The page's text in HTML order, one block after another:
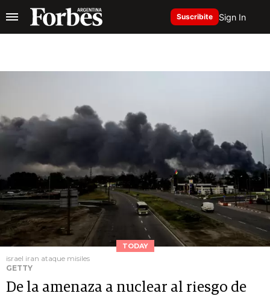
Suscribite Sign In
TODAY
israel iran ataque misiles
GETTY
De la amenaza a nuclear al riesgo de